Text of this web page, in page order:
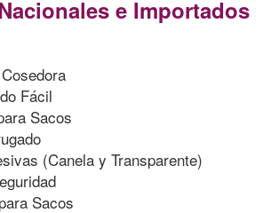
e Importados
Fácil
Sacos
(Canela y Transparente)
Sacos